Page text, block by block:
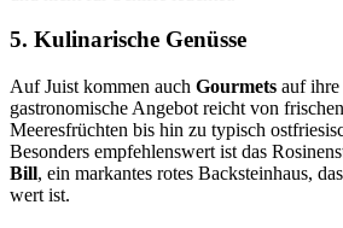
5. Kulinarische Genüsse
Auf Juist kommen auch Gourmets auf
gastronomische Angebot reicht von
Meeresfrüchten bis hin zu typisch
Besonders empfehlenswert ist das
Bill, ein markantes rotes Backsteinhaus,
wert ist.